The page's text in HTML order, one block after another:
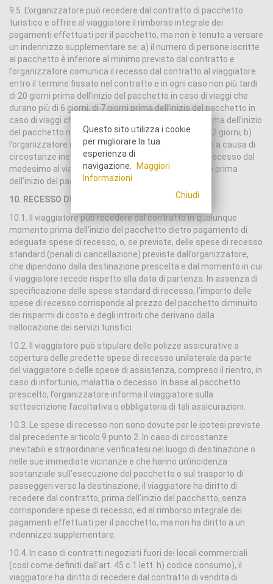
9.5. L’organizzatore può recedere dal contratto di pacchetto
turistico e offrire al viaggiatore il rimborso integrale dei
pagamenti effettuati per il pacchetto, ma non è tenuto a versare
un indennizzo supplementare se: a) il numero di persone iscritte
al pacchetto è inferiore al minimo previsto dal contratto e
l’organizzatore comunica il recesso dal contratto al viaggiatore
entro il termine fissato nel contratto e in ogni caso non più tardi
di 20 giorni prima dell’inizio del pacchetto in caso di viaggi che
durano più di 6 giorni, di 7 giorni prima dell’inizio del pacchetto in
caso di viaggi che durano tra 2 e 6 giorni, di 48 ore prima dell’inizio
del pacchetto nel caso di viaggi che durano meno di 2 giorni; b)
l’organizzatore non è in grado di eseguire il contratto a causa di
circostanze inevitabili e straordinarie e comunica il recesso dal
medesimo al viaggiatore senza ingiustificato ritardo prima
dell’inizio del pacchetto.
10. RECESSO DEL VIAGGIATORE
10.1. Il viaggiatore può recedere dal contratto in qualunque
momento prima dell’inizio del pacchetto dietro pagamento di
adeguate spese di recesso, o, se previste, delle spese di recesso
standard (penali di cancellazione) previste dall’organizzatore,
che dipendono dalla destinazione prescelta e dal momento in cui
il viaggiatore recede rispetto alla data di partenza. In assenza di
specificazione delle spese standard di recesso, l’importo delle
spese di recesso corrisponde al prezzo del pacchetto diminuito
dei risparmi di costo e degli introiti che derivano dalla
riallocazione dei servizi turistici.
10.2. Il viaggiatore può stipulare delle polizze assicurative a
copertura delle predette spese di recesso unilaterale da parte
del viaggiatore o delle spese di assistenza, compreso il rientro, in
caso di infortunio, malattia o decesso. In base al pacchetto
prescelto, l’organizzatore informa il viaggiatore sulla
sottoscrizione facoltativa o obbligatoria di tali assicurazioni.
10.3. Le spese di recesso non sono dovute per le ipotesi previste
dal precedente articolo 9 punto 2. In caso di circostanze
inevitabili e straordinarie verificatesi nel luogo di destinazione o
nelle sue immediate vicinanze e che hanno un’incidenza
sostanziale sull’esecuzione del pacchetto o sul trasporto di
passeggeri verso la destinazione, il viaggiatore ha diritto di
recedere dal contratto, prima dell’inizio del pacchetto, senza
corrispondere spese di recesso, ed al rimborso integrale dei
pagamenti effettuati per il pacchetto, ma non ha diritto a un
indennizzo supplementare.
10.4. In caso di contratti negoziati fuori dei locali commerciali
(così come definiti dall’art. 45 c.1 lett. h) codice consumo), il
viaggiatore ha diritto di recedere dal contratto di vendita di
Questo sito utilizza i cookie
per migliorare la tua
esperienza di
navigazione.
Maggiori
Informazioni
Chiudi